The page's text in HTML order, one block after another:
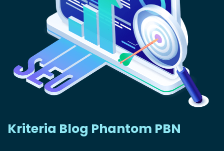
Kriteria Blog Phantom PBN